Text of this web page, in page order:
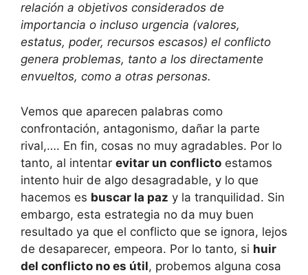
relación a objetivos considerados de
importancia o incluso urgencia (valores,
estatus, poder, recursos escasos) el conflicto
genera problemas, tanto a los directamente
envueltos, como a otras personas.
Vemos que aparecen palabras como
confrontación, antagonismo, dañar la parte
rival,…. En fin, cosas no muy agradables. Por lo
tanto, al intentar evitar un conflicto estamos
intento huir de algo desagradable, y lo que
hacemos es buscar la paz y la tranquilidad. Sin
embargo, esta estrategia no da muy buen
resultado ya que el conflicto que se ignora, lejos
de desaparecer, empeora. Por lo tanto, si huir
del conflicto no es útil, probemos alguna cosa